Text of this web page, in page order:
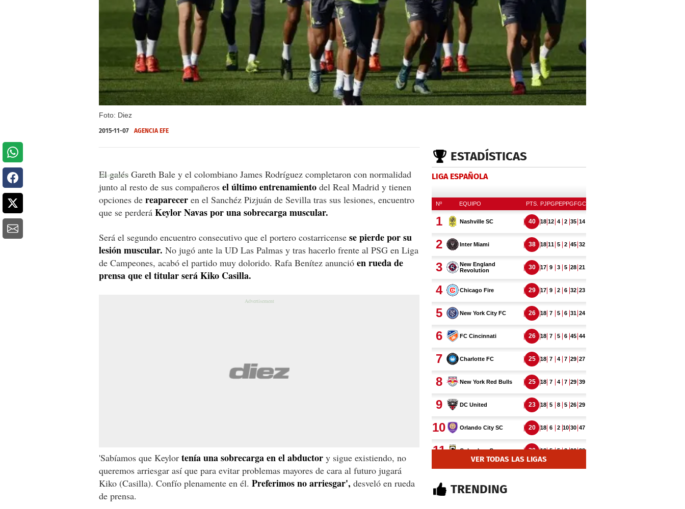
Foto: Diez
2015-11-07 AGENCIA EFE
El galés Gareth Bale y el colombiano James Rodríguez completaron con normalidad
junto al resto de sus compañeros el último entrenamiento del Real Madrid y tienen
opciones de reaparecer en el Sanchéz Pizjuán de Sevilla tras sus lesiones, encuentro
que se perderá Keylor Navas por una sobrecarga muscular.
Será el segundo encuentro consecutivo que el portero costarricense se pierde por su
lesión muscular. No jugó ante la UD Las Palmas y tras hacerlo frente al PSG en Liga
de Campeones, acabó el partido muy dolorido. Rafa Benítez anunció en rueda de
prensa que el titular será Kiko Casilla.
'Sabíamos que Keylor tenía una sobrecarga en el abductor y sigue existiendo, no
queremos arriesgar así que para evitar problemas mayores de cara al futuro jugará
Kiko (Casilla). Confío plenamente en él. Preferimos no arriesgar', desveló en rueda
de prensa.
ESTADÍSTICAS
LIGA ESPAÑOLA
VER TODAS LAS LIGAS
TRENDING